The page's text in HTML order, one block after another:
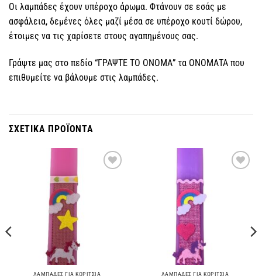
Οι λαμπάδες έχουν υπέροχο άρωμα. Φτάνουν σε εσάς με
ασφάλεια, δεμένες όλες μαζί μέσα σε υπέροχο κουτί δώρου,
έτοιμες να τις χαρίσετε στους αγαπημένους σας.
Γράψτε μας στο πεδίο “ΓΡΑΨΤΕ ΤΟ ΟΝΟΜΑ” τα ΟΝΟΜΑΤΑ που
επιθυμείτε να βάλουμε στις λαμπάδες.
ΣΧΕΤΙΚΑ ΠΡΟΪΟΝΤΑ
ΛΑΜΠΑΔΕΣ ΓΙΑ ΚΟΡΙΤΣΙΑ ΛΑΜΠΑΔΕΣ ΓΙΑ ΚΟΡΙΤΣΙΑ